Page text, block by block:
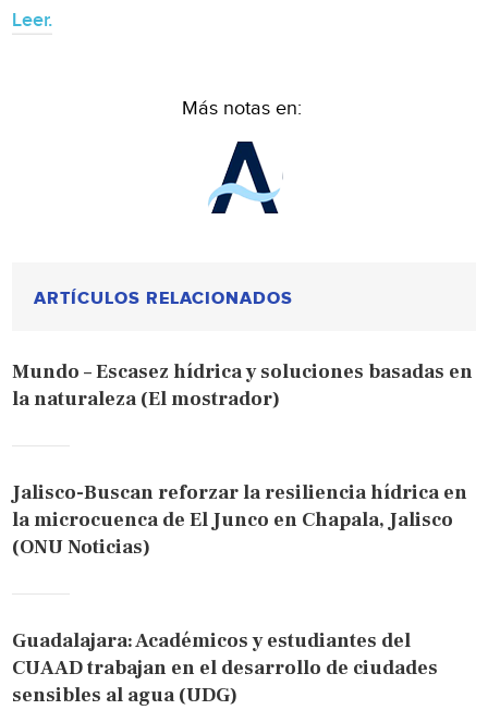
Leer.
Más notas en:
ARTÍCULOS RELACIONADOS
Mundo – Escasez hídrica y soluciones basadas en
la naturaleza (El mostrador)
Jalisco-Buscan reforzar la resiliencia hídrica en
la microcuenca de El Junco en Chapala, Jalisco
(ONU Noticias)
Guadalajara: Académicos y estudiantes del
CUAAD trabajan en el desarrollo de ciudades
sensibles al agua (UDG)